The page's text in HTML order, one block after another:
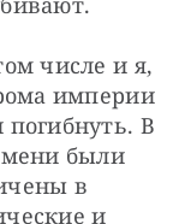
числе и я,
империи
В
были
в
и